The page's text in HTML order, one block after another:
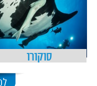
סוקורו